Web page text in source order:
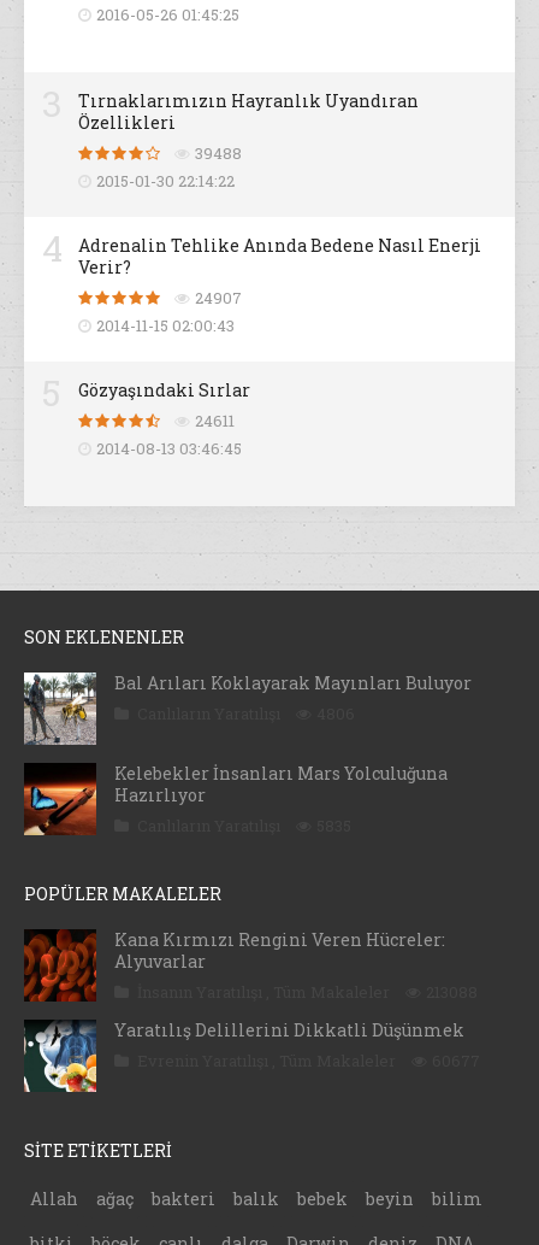
2016-05-26 01:45:25
Tırnaklarımızın Hayranlık Uyandıran
Özellikleri
39488
2015-01-30 22:14:22
4
Adrenalin Tehlike Anında Bedene Nasıl Enerji
Verir?
24907
2014-11-15 02:00:43
Gözyaşındaki Sırlar
24611
2014-08-13 03:46:45
SON EKLENENLER
Bal Arıları Koklayarak Mayınları Buluyor
Kelebekler İnsanları Mars Yolculuğuna
Hazırlıyor
POPÜLER MAKALELER
Kana Kırmızı Rengini Veren Hücreler:
Alyuvarlar
Yaratılış Delillerini Dikkatli Düşünmek
SİTE ETİKETLERİ
Allah ağaç bakteri balık bebek beyin
bilim